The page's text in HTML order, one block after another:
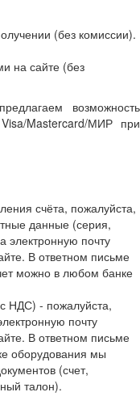
(без комиссии).
на сайте (без
возможность
Mastercard/МИР при
счёта, пожалуйста,
данные (серия,
электронную почту
В ответном письме
можно в любом банке
НДС) - пожалуйста,
почту
В ответном письме
оборудования мы
(счет,
талон).